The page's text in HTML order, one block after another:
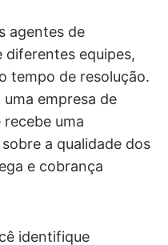
agentes de
equipes,
tempo de resolução.
empresa de
uma
a qualidade dos
e cobrança
identifique